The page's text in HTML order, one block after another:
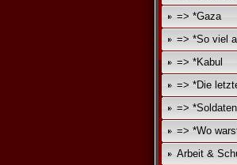
=> *Gaza
=> *So viel
=> *Kabul
=> *Die
=>
=> *Wo
Arbeit &